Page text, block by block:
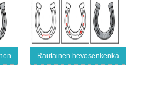
Rautainen hevosenkenkä